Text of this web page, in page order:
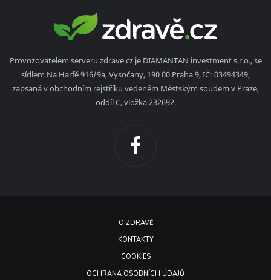
Provozovatelem serveru zdrave.cz je DIAMANTAN investment s.r.o., se
sídlem Na Harfě 916/9a, Vysočany, 190 00 Praha 9, IČ: 03494349,
zapsaná v obchodním rejstříku vedeném Městským soudem v Praze,
oddíl C, vložka 232692.
O ZDRAVĚ
KONTAKTY
COOKIES
OCHRANA OSOBNÍCH ÚDAJŮ